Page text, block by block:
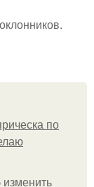
по
изменить